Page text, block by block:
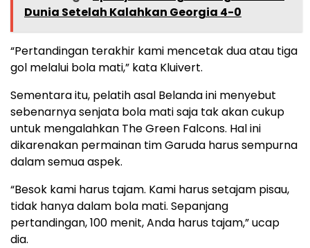
Dunia Setelah Kalahkan Georgia 4-0
“Pertandingan terakhir kami mencetak dua atau tiga
gol melalui bola mati,” kata Kluivert.
Sementara itu, pelatih asal Belanda ini menyebut
sebenarnya senjata bola mati saja tak akan cukup
untuk mengalahkan The Green Falcons. Hal ini
dikarenakan permainan tim Garuda harus sempurna
dalam semua aspek.
“Besok kami harus tajam. Kami harus setajam pisau,
tidak hanya dalam bola mati. Sepanjang
pertandingan, 100 menit, Anda harus tajam,” ucap
dia.